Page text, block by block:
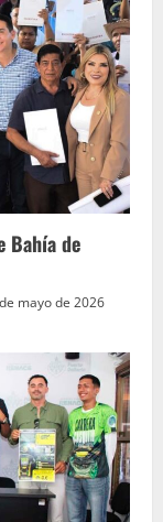
Bahía de
mayo de 2026